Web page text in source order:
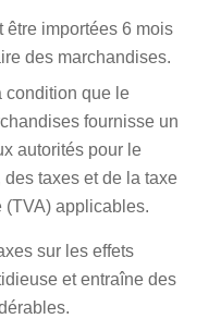
être importées 6 mois
des marchandises.
condition que le
fournisse un
autorités pour le
taxes et de la taxe
(TVA) applicables.
sur les effets
et entraîne des